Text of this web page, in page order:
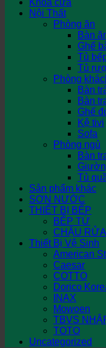
Khóa cửa
Nội Thất
Phòng ăn
Bàn
Ghế
Tủ
Tủ
Phòng
Bàn
Bàn
Ghế
Kệ tivi
Sofa
Phòng ngủ
Bàn
Tủ
Sản phẩm khác
SƠN NƯỚC
THIẾT BỊ BẾP
BẾP TỪ
CHẬU RỬA
Thiết Bị Vệ Sinh
American
Caesar
COTTO
Dorico
INAX
Mowoen
TBVS
TOTO
Uncategorized